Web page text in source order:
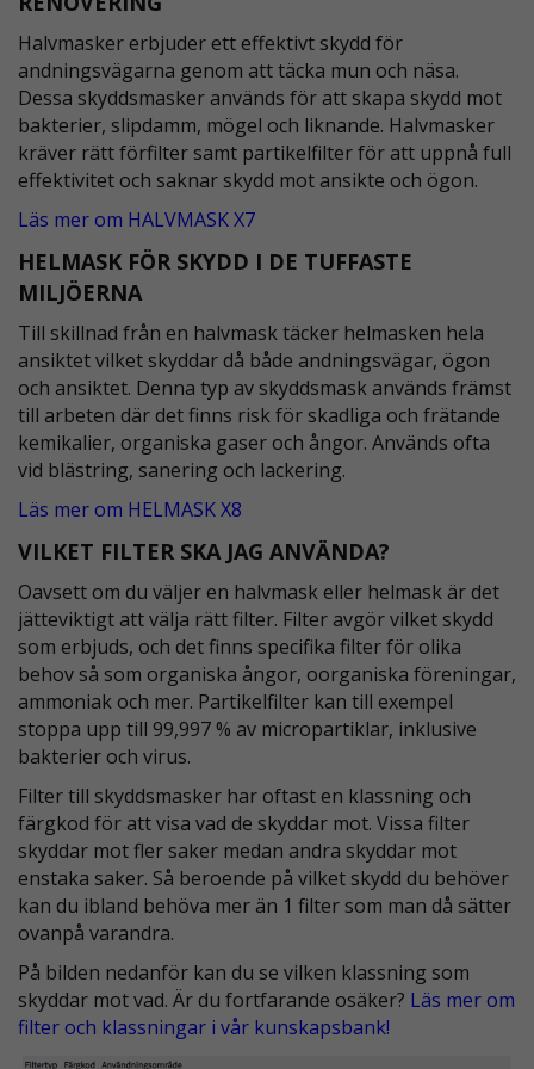
Halvmasker erbjuder ett effektivt skydd för
andningsvägarna genom att täcka mun och näsa.
Dessa skyddsmasker används för att skapa skydd mot
bakterier, slipdamm, mögel och liknande. Halvmasker
kräver rätt förfilter samt partikelfilter för att uppnå full
effektivitet och saknar skydd mot ansikte och ögon.
Läs mer om HALVMASK X7
HELMASK FÖR SKYDD I DE TUFFASTE
MILJÖERNA
Till skillnad från en halvmask täcker helmasken hela
ansiktet vilket skyddar då både andningsvägar, ögon
och ansiktet. Denna typ av skyddsmask används främst
till arbeten där det finns risk för skadliga och frätande
kemikalier, organiska gaser och ångor. Används ofta
vid blästring, sanering och lackering.
Läs mer om HELMASK X8
VILKET FILTER SKA JAG ANVÄNDA?
Oavsett om du väljer en halvmask eller helmask är det
jätteviktigt att välja rätt filter. Filter avgör vilket skydd
som erbjuds, och det finns specifika filter för olika
behov så som organiska ångor, oorganiska föreningar,
ammoniak och mer. Partikelfilter kan till exempel
stoppa upp till 99,997 % av micropartiklar, inklusive
bakterier och virus.
Filter till skyddsmasker har oftast en klassning och
färgkod för att visa vad de skyddar mot. Vissa filter
skyddar mot fler saker medan andra skyddar mot
enstaka saker. Så beroende på vilket skydd du behöver
kan du ibland behöva mer än 1 filter som man då sätter
ovanpå varandra.
På bilden nedanför kan du se vilken klassning som
skyddar mot vad. Är du fortfarande osäker? Läs mer om
filter och klassningar i vår kunskapsbank!